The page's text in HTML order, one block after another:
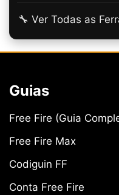
🔧 Ver Todas as
Guias
Free Fire (Guia
Free Fire Max
Codiguin FF
Conta Free Fire